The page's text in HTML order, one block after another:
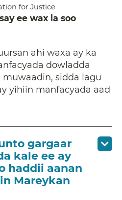
for Justice
ee wax la soo
ahi waxa ay ka
dowladda
muwaadin, sidda lagu
yihiin manfacyada aad
gargaar
kale ee ay
haddii aanan
Mareykan